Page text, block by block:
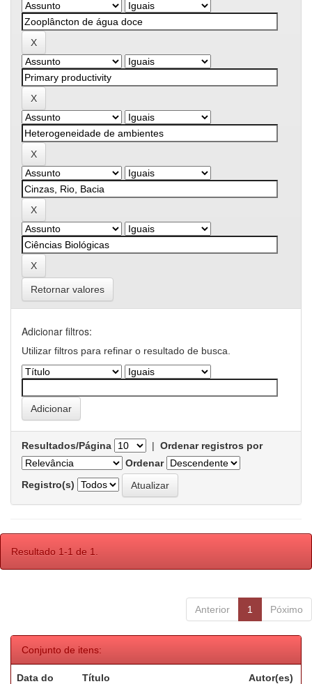
Retornar valores
Adicionar filtros:
Utilizar filtros para refinar o resultado de busca.
Resultados/Página | Ordenar registros por
Ordenar
Registro(s)
Resultado 1-1 de 1.
Anterior 1 Póximo
Conjunto de itens:
Data do
Título Autor(es)